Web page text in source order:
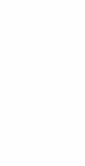
心地の良いスト
タンの2WAYス
表情感と微光沢感